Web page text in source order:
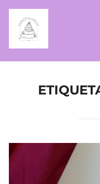
Saltar
contenido